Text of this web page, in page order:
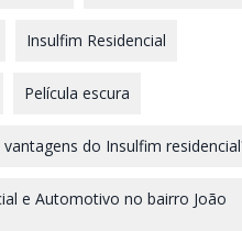
Insulfim Residencial
Película escura
vantagens do Insulfim
e Automotivo no bairro João